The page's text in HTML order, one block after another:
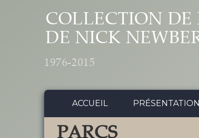
COLLECTION DE
DE NICK
1976-2015
ACCUEIL PRÉSENTATION